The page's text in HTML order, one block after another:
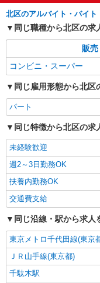
北区のアルバイト・バイ
同じ職種から北区の求
販
コンビニ・スーパー
同じ雇用形態から北区
パート
同じ特徴から北区の求
未経験歓迎
週2～3日勤務OK
扶養内勤務OK
交通費支給
同じ沿線・駅から求人
東京メトロ千代田線(東京
ＪＲ山手線(東京都)
千駄木駅